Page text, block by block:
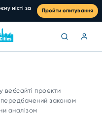
місті за
Пройти опитування
проекти
передбачений законом
аналізом